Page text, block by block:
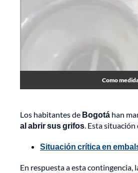
Como
Los habitantes de Bogotá han
al abrir sus grifos. Esta
Situación crítica en
En respuesta a esta